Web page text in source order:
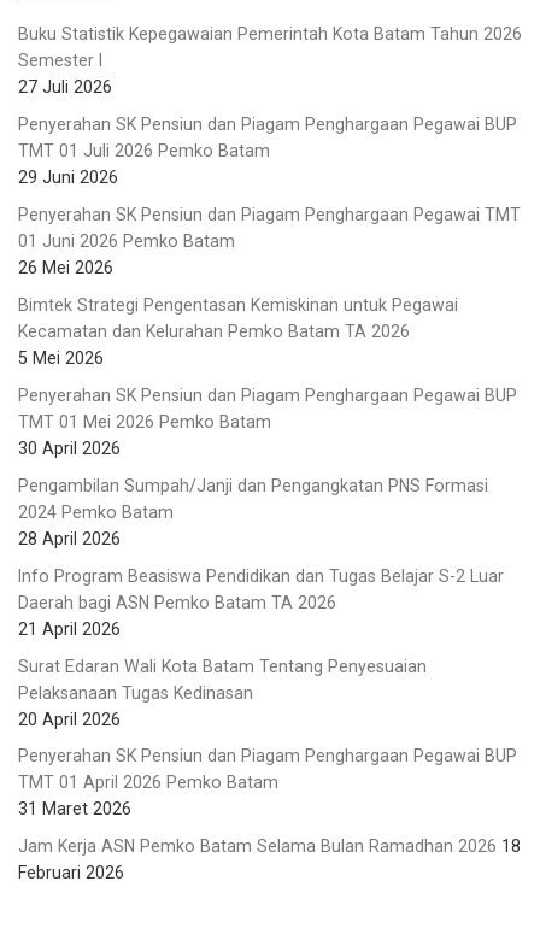
Buku Statistik Kepegawaian Pemerintah Kota Batam Tahun 2026
Semester I
27 Juli 2026
Penyerahan SK Pensiun dan Piagam Penghargaan Pegawai BUP
TMT 01 Juli 2026 Pemko Batam
29 Juni 2026
Penyerahan SK Pensiun dan Piagam Penghargaan Pegawai TMT
01 Juni 2026 Pemko Batam
26 Mei 2026
Bimtek Strategi Pengentasan Kemiskinan untuk Pegawai
Kecamatan dan Kelurahan Pemko Batam TA 2026
5 Mei 2026
Penyerahan SK Pensiun dan Piagam Penghargaan Pegawai BUP
TMT 01 Mei 2026 Pemko Batam
30 April 2026
Pengambilan Sumpah/Janji dan Pengangkatan PNS Formasi
2024 Pemko Batam
28 April 2026
Info Program Beasiswa Pendidikan dan Tugas Belajar S-2 Luar
Daerah bagi ASN Pemko Batam TA 2026
21 April 2026
Surat Edaran Wali Kota Batam Tentang Penyesuaian
Pelaksanaan Tugas Kedinasan
20 April 2026
Penyerahan SK Pensiun dan Piagam Penghargaan Pegawai BUP
TMT 01 April 2026 Pemko Batam
31 Maret 2026
Jam Kerja ASN Pemko Batam Selama Bulan Ramadhan 2026 18
Februari 2026